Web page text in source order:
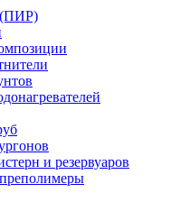
(ПИР)
и резервуаров